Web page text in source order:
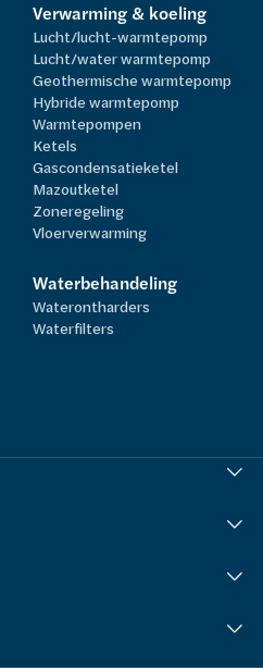
Verwarming & koeling
Lucht/lucht-warmtepomp
Lucht/water warmtepomp
Geothermische warmtepomp
Hybride warmtepomp
Warmtepompen
Ketels
Gascondensatieketel
Mazoutketel
Zoneregeling
Vloerverwarming
Waterbehandeling
Waterontharders
Waterfilters